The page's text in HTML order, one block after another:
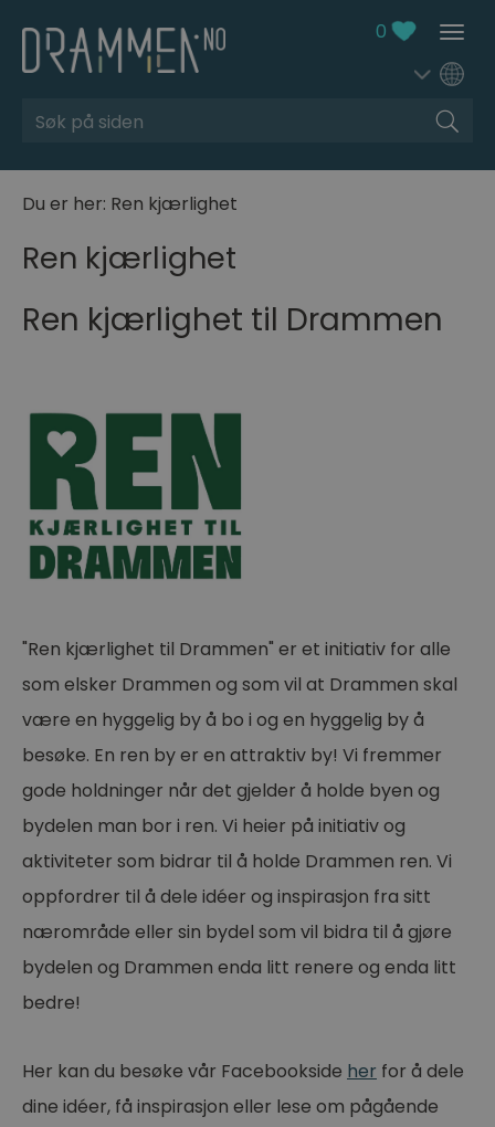
0
Søk
Du er her: Ren kjærlighet
Ren kjærlighet
Ren kjærlighet til Drammen
"Ren kjærlighet til Drammen" er et initiativ for alle
som elsker Drammen og som vil at Drammen skal
være en hyggelig by å bo i og en hyggelig by å
besøke. En ren by er en attraktiv by! Vi fremmer
gode holdninger når det gjelder å holde byen og
bydelen man bor i ren. Vi heier på initiativ og
aktiviteter som bidrar til å holde Drammen ren. Vi
oppfordrer til å dele idéer og inspirasjon fra sitt
nærområde eller sin bydel som vil bidra til å gjøre
bydelen og Drammen enda litt renere og enda litt
bedre!
Her kan du besøke vår Facebookside her for å dele
dine idéer, få inspirasjon eller lese om pågående